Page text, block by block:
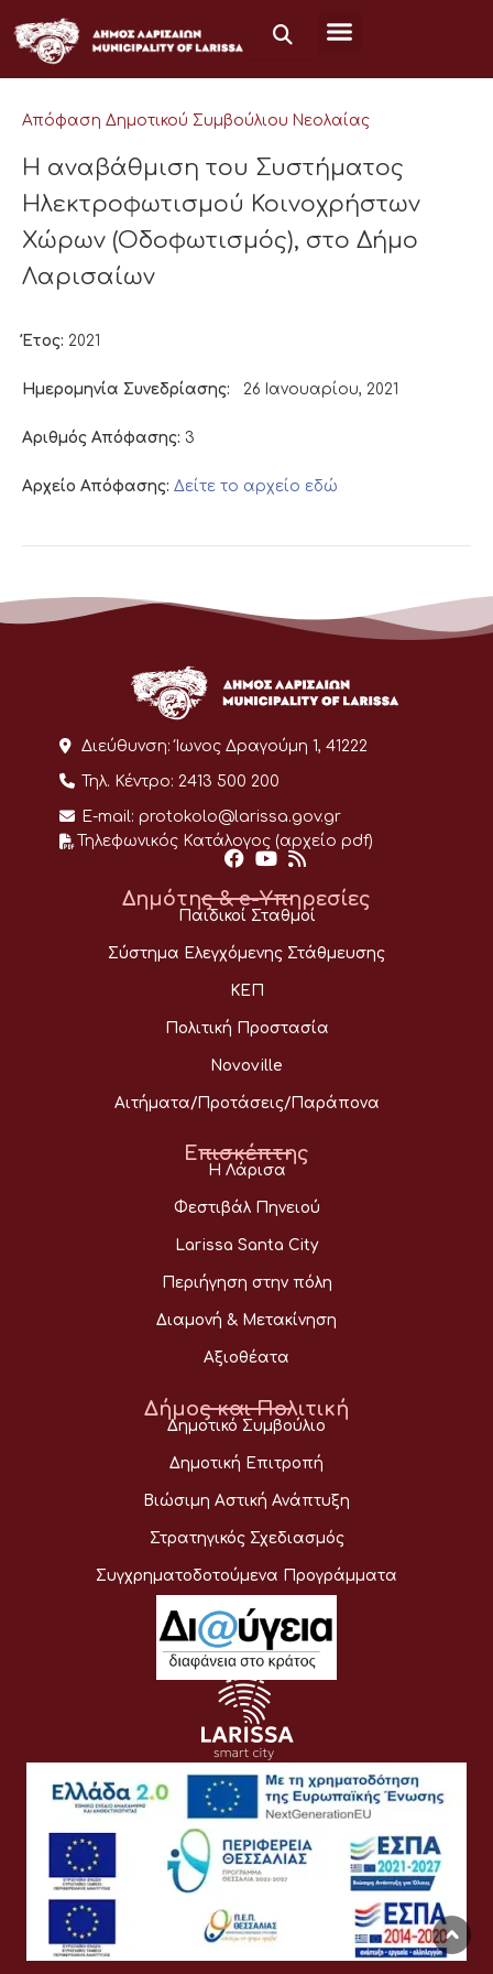
στο
περιεχόμενο
Απόφαση Δημοτικού Συμβούλιου Νεολαίας
Η αναβάθμιση του Συστήματος
Ηλεκτροφωτισμού Κοινοχρήστων
Χώρων (Οδοφωτισμός), στο Δήμο
Λαρισαίων
Έτος: 2021
Ημερομηνία Συνεδρίασης: 26 Ιανουαρίου, 2021
Αριθμός Απόφασης: 3
Αρχείο Απόφασης: Δείτε το αρχείο εδώ
Διεύθυνση: Ίωνος Δραγούμη 1, 41222
Τηλ. Κέντρο: 2413 500 200
E-mail: protokolo@larissa.gov.gr
Τηλεφωνικός Κατάλογος (αρχείο pdf)
Δημότης & e-Υπηρεσίες
Παιδικοί Σταθμοί
Σύστημα Ελεγχόμενης Στάθμευσης
ΚΕΠ
Πολιτική Προστασία
Novoville
Αιτήματα/Προτάσεις/Παράπονα
Επισκέπτης
Η Λάρισα
Φεστιβάλ Πηνειού
Larissa Santa City
Περιήγηση στην πόλη
Διαμονή & Μετακίνηση
Αξιοθέατα
Δήμος και Πολιτική
Δημοτικό Συμβούλιο
Δημοτική Επιτροπή
Βιώσιμη Αστική Ανάπτυξη
Στρατηγικός Σχεδιασμός
Συγχρηματοδοτούμενα Προγράμματα